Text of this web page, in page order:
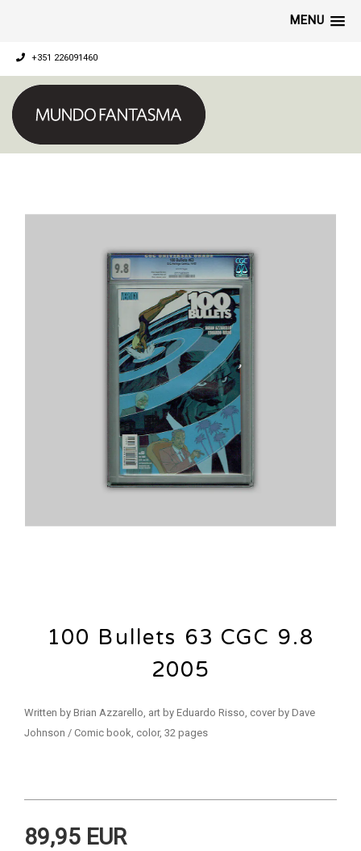
MENU
+351 226091460
100 Bullets 63 CGC 9.8
2005
Written by Brian Azzarello, art by Eduardo Risso, cover by Dave
Johnson / Comic book, color, 32 pages
89,95 EUR